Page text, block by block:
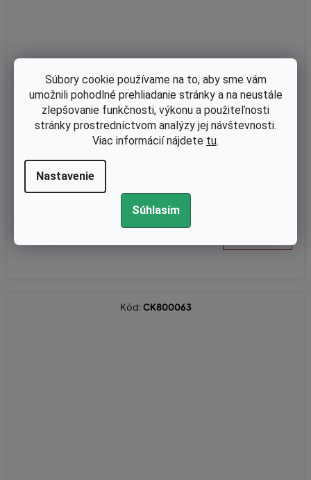
Súbory cookie používame na to, aby sme vám
umožnili pohodlné prehliadanie stránky a na neustále
zlepšovanie funkčnosti, výkonu a použiteľnosti
stránky prostredníctvom analýzy jej návštevnosti.
Viac informácií nájdete tu.
Nastavenie
Súhlasím
Piest a valec Husqvarna 357 -46 mm TITANIKEL nahrádza 537 2
Na dopyt
Kód:CK800063